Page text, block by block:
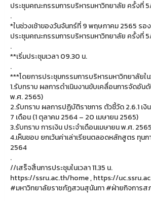
ประชุมคณะกรรมการบริหารมหาวิทยาลัย ครั้งที่
.
*ในช่วงเช้าของวันจันทร์ที่ 9 พฤษภาคม 2565 ร
ประชุมคณะกรรมการบริหารมหาวิทยาลัย ครั้งที่
.
**เริ่มประชุมเวลา 09.30 น.
.
***โดยการประชุมกรรมการบริหารมหาวิทยาลัย
1.รับทราบ ผลการดำเนินงานขับเคลื่อนการจัดอั
พ.ศ. 2565)
2.รับทราบ ผลการปฏิบัติราชการ ตัวชี้วัด 2.6.1 เ
7 เดือน (1 ตุลาคม 2564 – 20 เมษายน 2565)
3.รับทราบ การเงิน ประจำเดือนเมษายน พ.ศ. 2565
4.เห็นชอบ ยกเว้นค่าเล่าเรียนตลอดหลักสูตร ทุ
2564
.
//เสร็จสิ้นการประชุมในเวลา 11.35 น.
https://ssru.ac.th/home , https://
#มหาวิทยาลัยราชภัฏสวนสุนันทา #ฝ่ายกิจการ